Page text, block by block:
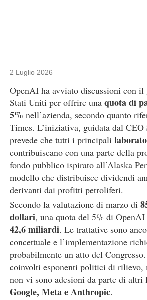
2 Luglio 2026
OpenAI ha avviato discussioni con il
Stati Uniti per offrire una quota di
5% nell’azienda, secondo quanto
Times. L’iniziativa, guidata dal CEO
prevede che tutti i principali
contribuiscano con una parte della
fondo pubblico ispirato all’Alaska
modello che distribuisce dividendi
derivanti dai profitti petroliferi.
Secondo la valutazione di marzo di
dollari, una quota del 5% di OpenAI
42,6 miliardi. Le trattative sono
concettuale e l’implementazione
probabilmente un atto del
coinvolti esponenti politici di rilievo,
non vi sono adesioni da parte di altri
Google, Meta e Anthropic.